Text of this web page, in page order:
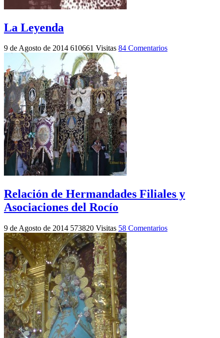
La Leyenda
9 de Agosto de 2014 610661 Visitas 84 Comentarios
Relación de Hermandades Filiales y
Asociaciones del Rocío
9 de Agosto de 2014 573820 Visitas 58 Comentarios